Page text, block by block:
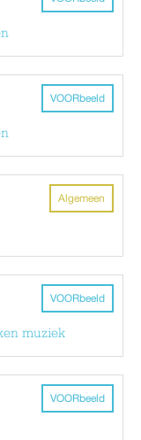
VOORbeeld
Algemeen
VOORbeeld
muziek
VOORbeeld